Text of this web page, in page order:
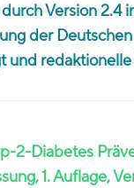
Version 2.4
der
und
2-Diabetes
1. Auflage,